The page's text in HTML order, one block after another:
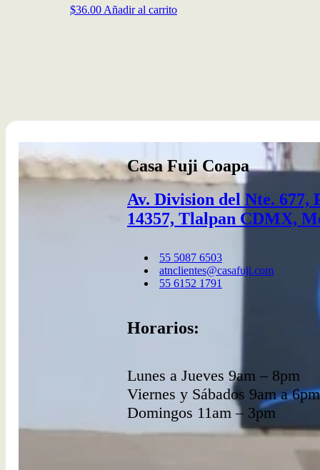
$36.00 Añadir al carrito
Casa Fuji Coapa
Av. Division del Nte. 677,
14357, Tlalpan CDMX,
55 5087 6503​
atnclientes@casafuji.com
55 6152 1791
Horarios:
Lunes a Jueves 9am – 8pm
Viernes y Sábados 9am a 6pm
Domingos 11am – 3pm